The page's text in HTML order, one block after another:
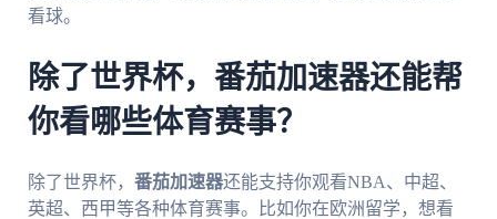
看球。
除了世界杯，番茄加速器还能帮
你看哪些体育赛事？
除了世界杯， 番茄加速器还能支持你观看NBA、中超、
英超、西甲等各种体育赛事。比如你在欧洲留学，想看